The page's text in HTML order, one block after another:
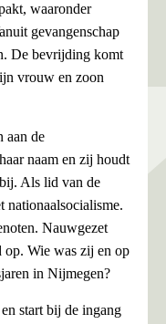
waaronder
gevangenschap
De bevrijding komt
vrouw en zoon
aan de
naam en zij houdt
Als lid van de
nationaalsocialisme.
Nauwgezet
op. Wie was zij en op
in Nijmegen?
start bij de ingang